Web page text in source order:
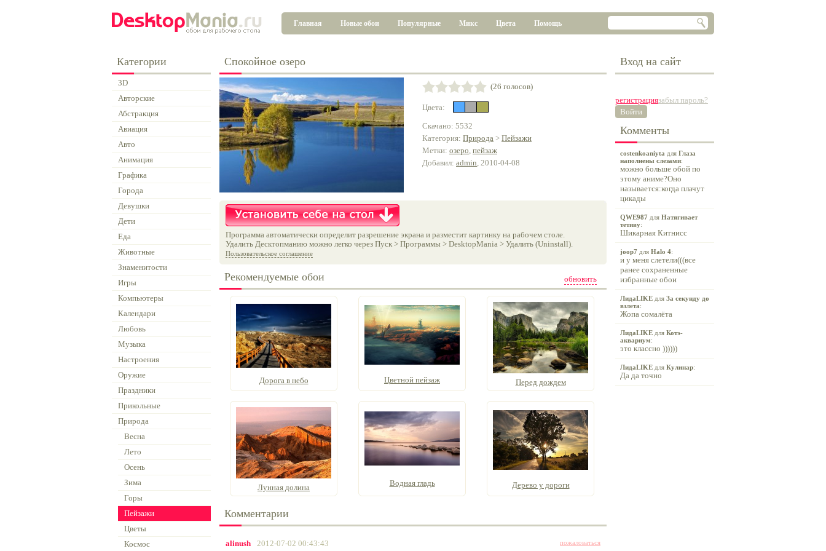
Главная Новые обои Популярные Микс Цвета Помощь
Категории
3D
Авторские
Абстракция
Авиация
Авто
Анимация
Графика
Города
Девушки
Дети
Еда
Животные
Знаменитости
Игры
Компьютеры
Календари
Любовь
Музыка
Настроения
Оружие
Праздники
Прикольные
Природа
Весна
Лето
Осень
Зима
Горы
Пейзажи
Цветы
Космос
Спокойное озеро
(26 голосов)
Цвета:
Скачано: 5532
Категория: Природа > Пейзажи
Метки: озеро, пейзаж
Добавил: admin, 2010-04-08
Программа автоматически определит разрешение экрана и разместит картинку на рабочем столе.
Удалить Десктопманию можно легко через Пуск > Программы > DesktopMania > Удалить (Uninstall).
Пользовательское соглашение
обновить
Рекомендуемые обои
Дорога в небо Цветной пейзаж Перед дождем
Лунная долина Водная гладь Дерево у дороги
Комментарии
alinush пожаловаться
2012-07-02 00:43:43
Вход на сайт
регистрациязабыл пароль?
Войти
Комменты
costenkoaniyta для Глаза
наполнены слезами:
можно больше обой по
этому аниме?Оно
называется:когда плачут
цикады
QWE987 для Натягивает
тетиву:
Шикарная Китнисс
joop7 для Halo 4:
и у меня слетели(((все
ранее сохраненные
избранные обои
ЛидаLIKE для За секунду до
взлета:
Жопа сомалёта
ЛидаLIKE для Котэ-
аквариум:
это классно ))))))
ЛидаLIKE для Кулинар:
Да да точно